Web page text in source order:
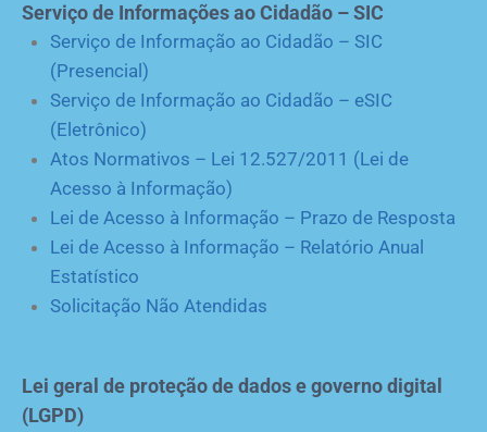
Serviço de Informações ao Cidadão – SIC
Serviço de Informação ao Cidadão – SIC
(Presencial)
Serviço de Informação ao Cidadão – eSIC
(Eletrônico)
Atos Normativos – Lei 12.527/2011 (Lei de
Acesso à Informação)
Lei de Acesso à Informação – Prazo de Resposta
Lei de Acesso à Informação – Relatório Anual
Estatístico
Solicitação Não Atendidas
Lei geral de proteção de dados e governo digital
(LGPD)